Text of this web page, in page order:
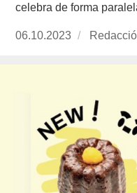
celebra de forma
Publicado
06.10.2023 https://